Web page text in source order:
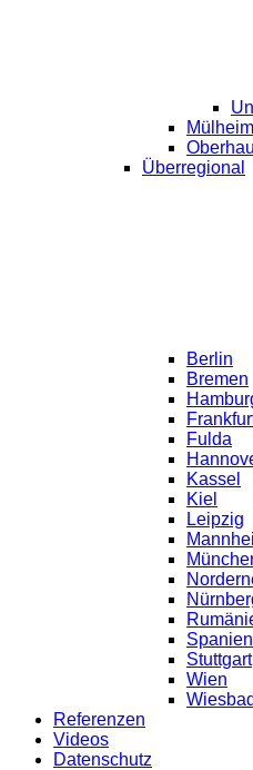
Überregional
Berlin
Bremen
Fulda
Kassel
Kiel
Leipzig
Spanien
Stuttgart
Wien
Referenzen
Videos
Datenschutz